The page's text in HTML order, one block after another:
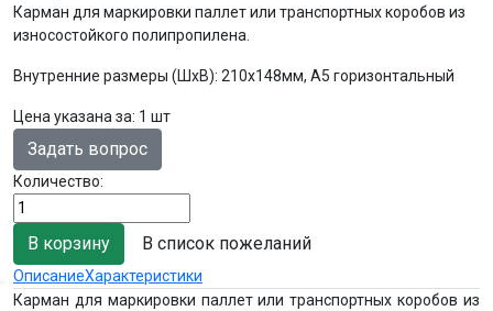
Карман для маркировки паллет или транспортных коробов из
износостойкого полипропилена.
Внутренние размеры (ШхВ): 210х148мм, A5 горизонтальный
Цена указана за: 1 шт
Задать вопрос
Количество:
В список пожеланий
ОписаниеХарактеристики
Карман для маркировки паллет или транспортных коробов из